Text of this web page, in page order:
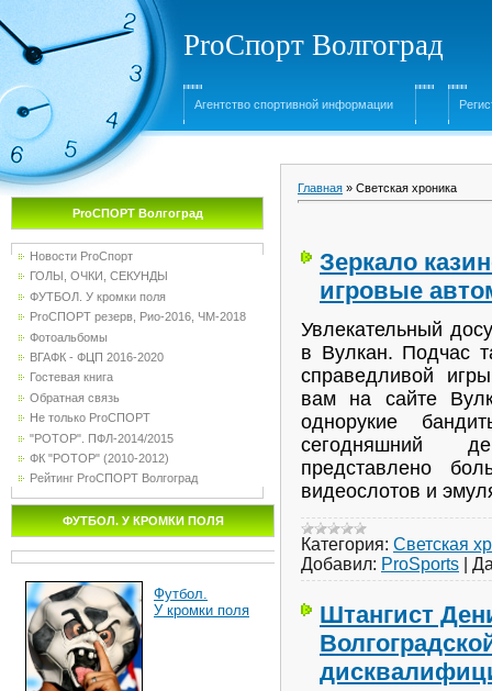
ProСпорт Волгоград
Агентство спортивной информации
ProСПОРТ Волгоград
Новости ProСпорт
ГОЛЫ, ОЧКИ, СЕКУНДЫ
ФУТБОЛ. У кромки поля
ProСПОРТ резерв, Рио-2016, ЧМ-2018
Фотоальбомы
ВГАФК - ФЦП 2016-2020
Гостевая книга
Обратная связь
Не только ProСПОРТ
"РОТОР". ПФЛ-2014/2015
ФК "РОТОР" (2010-2012)
Рейтинг ProСПОРТ Волгоград
ФУТБОЛ. У КРОМКИ ПОЛЯ
Футбол.
У кромки поля
Главная » Светская хроника
Зеркало
игровые
Увлекательный
в Вулкан. Подчас
справедливой
вам на сайте
однорукие
сегодняшний
представлено
видеослотов и
Категория: Светская
Добавил: ProSports
Штангист